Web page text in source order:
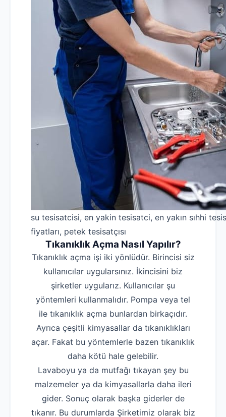
su tesisatcisi, en yakin tesisatci, en yakın sıhhi
fiyatları, petek tesisatçısı
Tıkanıklık Açma Nasıl Yapılır?
Tıkanıklık açma işi iki yönlüdür. Birincisi siz
kullanıcılar uygularsınız. İkincisini biz
şirketler uygularız. Kullanıcılar şu
yöntemleri kullanmalıdır. Pompa veya tel
ile tıkanıklık açma bunlardan birkaçıdır.
Ayrıca çeşitli kimyasallar da tıkanıklıkları
açar. Fakat bu yöntemlerle bazen tıkanıklık
daha kötü hale gelebilir.
Lavaboyu ya da mutfağı tıkayan şey bu
malzemeler ya da kimyasallarla daha ileri
gider. Sonuç olarak başka giderler de
tıkanır. Bu durumlarda Şirketimiz olarak biz